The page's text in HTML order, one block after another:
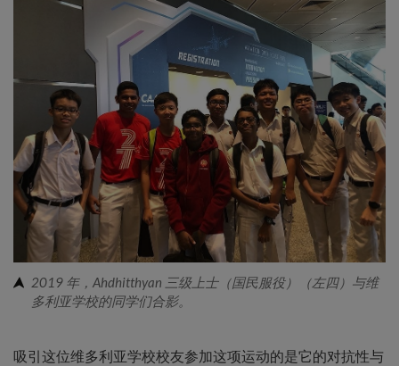
2019 年，Ahdhitthyan 三级上士（国民服役）（左四）与维
多利亚学校的同学们合影。
吸引这位维多利亚学校校友参加这项运动的是它的对抗性与